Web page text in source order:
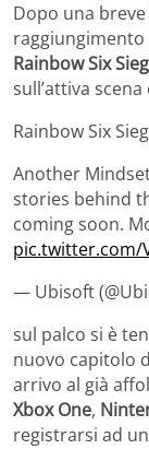
Dopo una
Rainbow Six
sull’attiva
Rainbow Six
Another
stories behind
coming soon.
pic.twitter.com/
— Ubisoft
sul palco si è
nuovo capitolo
arrivo al già
Xbox One,
registrarsi ad